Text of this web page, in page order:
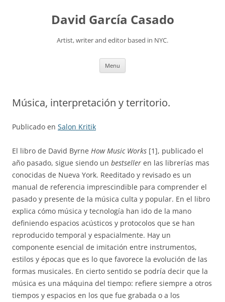
David García Casado
Artist, writer and editor based in NYC.
Menu
Música, interpretación y territorio.
Publicado en Salon Kritik
El libro de David Byrne How Music Works [1], publicado el
año pasado, sigue siendo un bestseller en las librerías mas
conocidas de Nueva York. Reeditado y revisado es un
manual de referencia imprescindible para comprender el
pasado y presente de la música culta y popular. En el libro
explica cómo música y tecnología han ido de la mano
definiendo espacios acústicos y protocolos que se han
reproducido temporal y espacialmente. Hay un
componente esencial de imitación entre instrumentos,
estilos y épocas que es lo que favorece la evolución de las
formas musicales. En cierto sentido se podría decir que la
música es una máquina del tiempo: refiere siempre a otros
tiempos y espacios en los que fue grabada o a los